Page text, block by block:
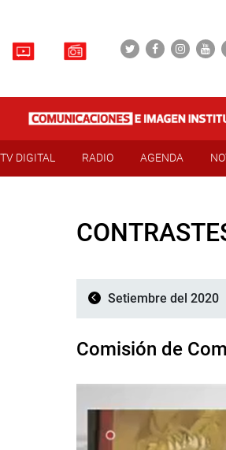
TV DIGITAL RADIO AGENDA
Setiembre del 2020
Comisión de